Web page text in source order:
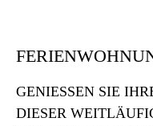
GENIESSEN SIE
IESER